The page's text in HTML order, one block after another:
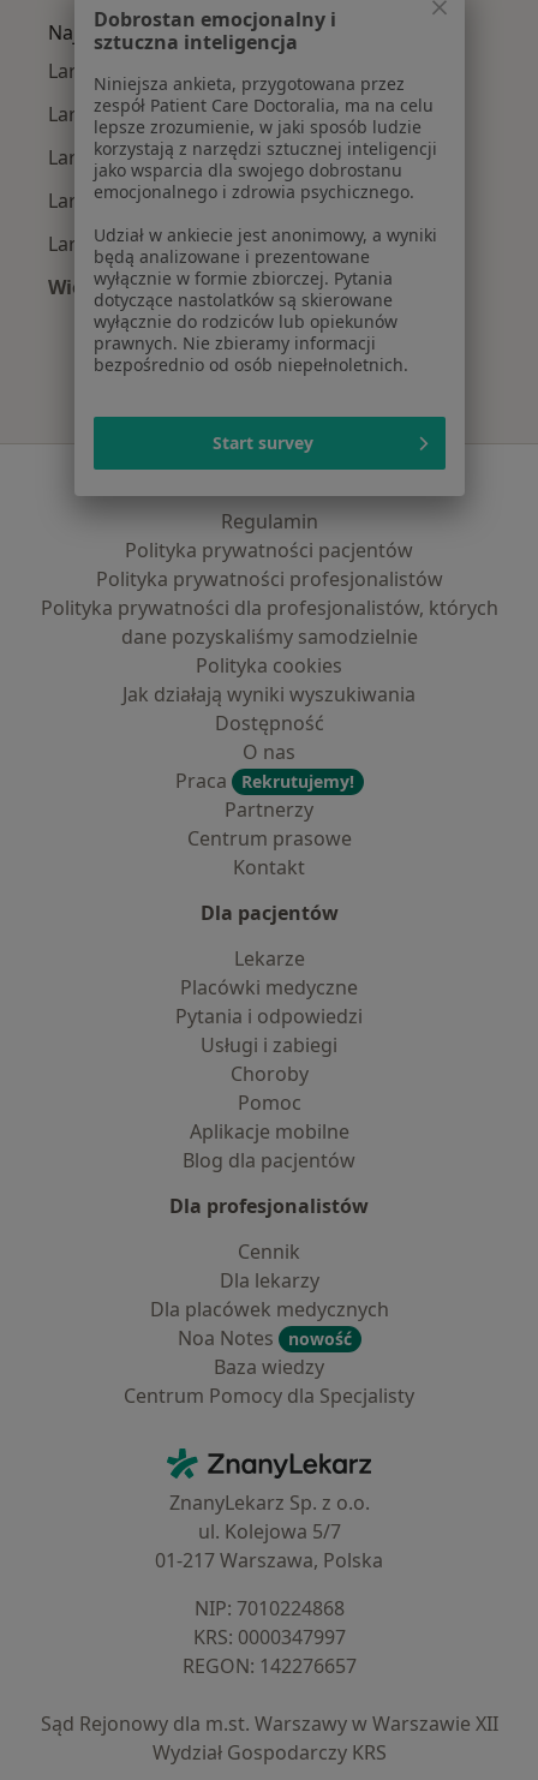
Najpopularniejsze ubezpieczenia
Laryngolodzy z PZU Zdrowie w Tychach
Laryngolodzy z Enel-med w Tychach
Laryngolodzy z POLMED w Tychach
Laryngolodzy z Medicover w Tychach
Laryngolodzy z Signal Iduna w Tychach
Więcej (2)
Więcej w kategorii: Najpopularniejsze
Serwis
Regulamin
Polityka prywatności pacjentów
Polityka prywatności profesjonalistów
Polityka prywatności dla profesjonalistów, których
dane pozyskaliśmy samodzielnie
Polityka cookies
Jak działają wyniki wyszukiwania
Dostępność
O nas
Praca
Rekrutujemy!
Partnerzy
Centrum prasowe
Kontakt
Dla pacjentów
Lekarze
Placówki medyczne
Pytania i odpowiedzi
Usługi i zabiegi
Choroby
Pomoc
Aplikacje mobilne
Blog dla pacjentów
Dla profesjonalistów
Cennik
Dla lekarzy
Dla placówek medycznych
Noa Notes
nowość
Baza wiedzy
Centrum Pomocy dla Specjalisty
ZnanyLekarz - Strona główna
ZnanyLekarz Sp. z o.o.
ul. Kolejowa 5/7
01-217 Warszawa, Polska
NIP: ⁠7010224868
KRS: ⁠0000347997
REGON: ⁠142276657
Sąd Rejonowy dla m.st. Warszawy w Warszawie XII
Wydział Gospodarczy KRS
Dobrostan emocjonalny i
sztuczna inteligencja
Niniejsza ankieta, przygotowana przez
zespół Patient Care Doctoralia, ma na celu
lepsze zrozumienie, w jaki sposób ludzie
korzystają z narzędzi sztucznej inteligencji
jako wsparcia dla swojego dobrostanu
emocjonalnego i zdrowia psychicznego.
Udział w ankiecie jest anonimowy, a wyniki
będą analizowane i prezentowane
wyłącznie w formie zbiorczej. Pytania
dotyczące nastolatków są skierowane
wyłącznie do rodziców lub opiekunów
prawnych. Nie zbieramy informacji
bezpośrednio od osób niepełnoletnich.
Start survey